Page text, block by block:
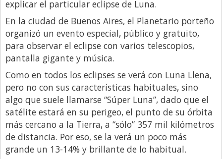
Tendencias
Viajes
explicar el particular eclipse de Luna.
En la ciudad de Buenos Aires, el Planetario porteño
organizó un evento especial, público y gratuito,
para observar el eclipse con varios telescopios,
pantalla gigante y música.
Como en todos los eclipses se verá con Luna Llena,
pero no con sus características habituales, sino
algo que suele llamarse “Súper Luna”, dado que el
satélite estará en su perigeo, el punto de su órbita
más cercano a la Tierra, a “sólo” 357 mil kilómetros
de distancia. Por eso, se la verá un poco más
grande un 13-14% y brillante de lo habitual.